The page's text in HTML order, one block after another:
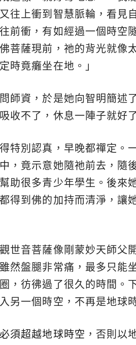
往上衝到智慧脈輪，看見
前衝，有如經過一個時空
菩薩現前，祂的背光就像
時竟癱坐在地。」
師資，於是她向智明簡述
收不了，休息一陣子就好
特別認真，早晚都禪定。
，竟示意她隨祂前去，隨
助很多青少年學生。後來
得到佛的加持而清淨，讓
世音菩薩像剛蒙妙天師父
然盤腿非常痛，最多只能
，彷彿過了很久的時間。
另一個時空，不再是地球
須超越地球時空 ，否則以